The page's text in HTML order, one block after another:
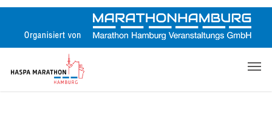
Skip
content